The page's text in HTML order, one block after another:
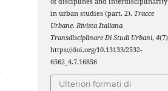
in urban studies (part. 2). Tracce
Urbane. Rivista Italiana
Transdisciplinare Di Studi Urbani,4
https://doi.org/10.13133/2532-
6562_4.7.16856
Ulteriori formati di